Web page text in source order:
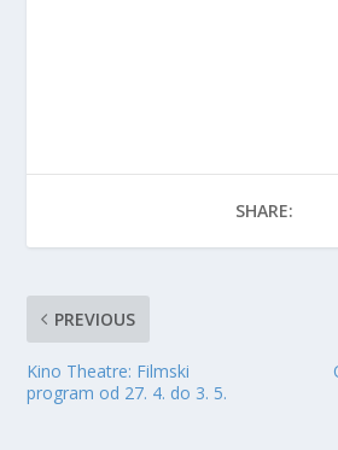
SHARE:
PREVIOUS
Kino Theatre: Filmski
program od 27. 4. do 3. 5.